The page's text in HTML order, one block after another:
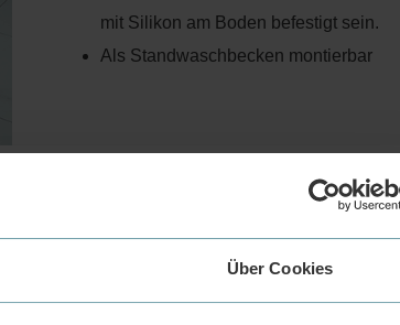
Über Cookies
mit Silikon am Boden befestigt sein.
Als Standwaschbecken montierbar